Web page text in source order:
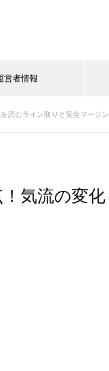
営者情報
読むライン取りと安全マージン
気流の変化